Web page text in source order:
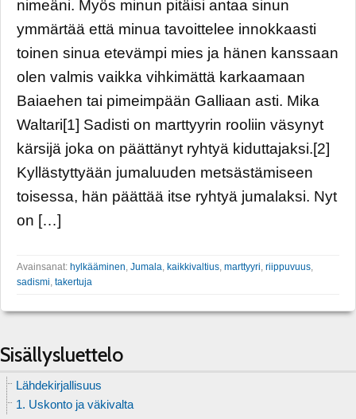
nimeäni. Myös minun pitäisi antaa sinun
ymmärtää että minua tavoittelee innokkaasti
toinen sinua etevämpi mies ja hänen kanssaan
olen valmis vaikka vihkimättä karkaamaan
Baiaehen tai pimeimpään Galliaan asti. Mika
Waltari[1] Sadisti on marttyyrin rooliin väsynyt
kärsijä joka on päättänyt ryhtyä kiduttajaksi.[2]
Kyllästyttyään jumaluuden metsästämiseen
toisessa, hän päättää itse ryhtyä jumalaksi. Nyt
on […]
Avainsanat: hylkääminen, Jumala, kaikkivaltius, marttyyri, riippuvuus,
sadismi, takertuja
Sisällysluettelo
Lähdekirjallisuus
1. Uskonto ja väkivalta